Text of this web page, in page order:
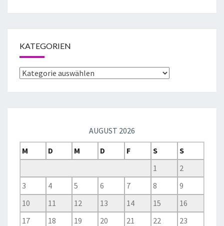
KATEGORIEN
AUGUST 2026
M
D M D F S
S
1
2
3
4 5 6 7 8
9
10
11 12 13 14 15
16
17
18 19 20 21 22
23